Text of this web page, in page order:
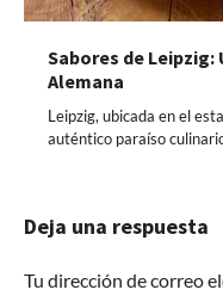
Sabores de Leipzig:
Alemana
Leipzig, ubicada en el
auténtico paraíso
Deja una respuesta
Tu dirección de correo